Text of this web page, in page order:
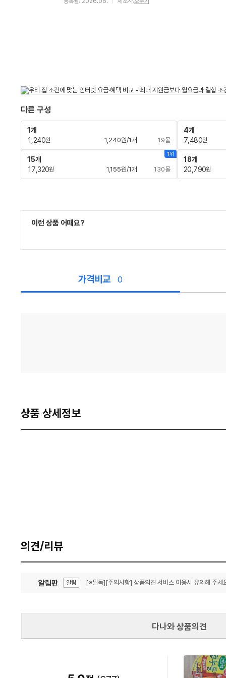
다른 구성
1개
1,240원 1,240원/1개 19몰
4개
7,480원
1위
15개
17,320원 1,155원/1개 130몰
18개
20,790원
이런 상품 어때요?
가격비교 0
상품 상세정보
의견/리뷰
알림판 알림 [※필독][주의사항] 상품의견 서비스 이용시 유의해 주세
다나와 상품의견